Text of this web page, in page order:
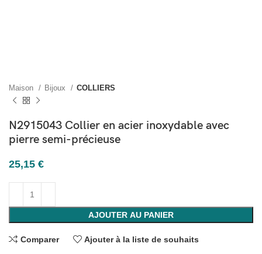
Maison Bijoux COLLIERS
N2915043 Collier en acier inoxydable avec
pierre semi-précieuse
25,15 €
AJOUTER AU PANIER
Comparer Ajouter à la liste de souhaits